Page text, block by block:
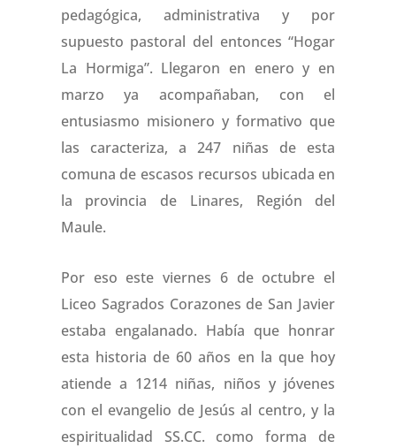
pedagógica, administrativa y por
supuesto pastoral del entonces “Hogar
La Hormiga”. Llegaron en enero y en
marzo ya acompañaban, con el
entusiasmo misionero y formativo que
las caracteriza, a 247 niñas de esta
comuna de escasos recursos ubicada en
la provincia de Linares, Región del
Maule.
Por eso este viernes 6 de octubre el
Liceo Sagrados Corazones de San Javier
estaba engalanado. Había que honrar
esta historia de 60 años en la que hoy
atiende a 1214 niñas, niños y jóvenes
con el evangelio de Jesús al centro, y la
espiritualidad SS.CC. como forma de